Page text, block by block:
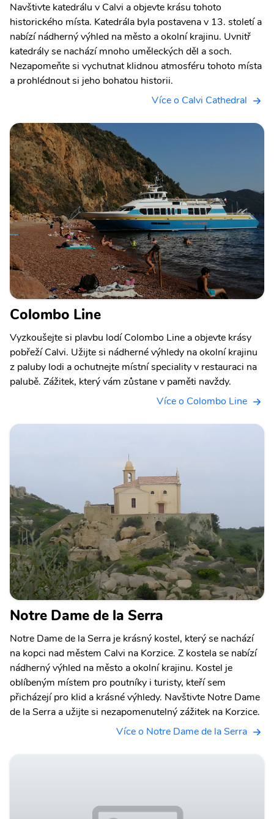
Navštivte katedrálu v Calvi a objevte krásu tohoto
historického místa. Katedrála byla postavena v 13. století a
nabízí nádherný výhled na město a okolní krajinu. Uvnitř
katedrály se nachází mnoho uměleckých děl a soch.
Nezapomeňte si vychutnat klidnou atmosféru tohoto místa
a prohlédnout si jeho bohatou historii.
Více o Calvi Cathedral
Colombo Line
Vyzkoušejte si plavbu lodí Colombo Line a objevte krásy
pobřeží Calvi. Užijte si nádherné výhledy na okolní krajinu
z paluby lodi a ochutnejte místní speciality v restauraci na
palubě. Zážitek, který vám zůstane v paměti navždy.
Více o Colombo Line
Notre Dame de la Serra
Notre Dame de la Serra je krásný kostel, který se nachází
na kopci nad městem Calvi na Korzice. Z kostela se nabízí
nádherný výhled na město a okolní krajinu. Kostel je
oblíbeným místem pro poutníky i turisty, kteří sem
přicházejí pro klid a krásné výhledy. Navštivte Notre Dame
de la Serra a užijte si nezapomenutelný zážitek na Korzice.
Více o Notre Dame de la Serra